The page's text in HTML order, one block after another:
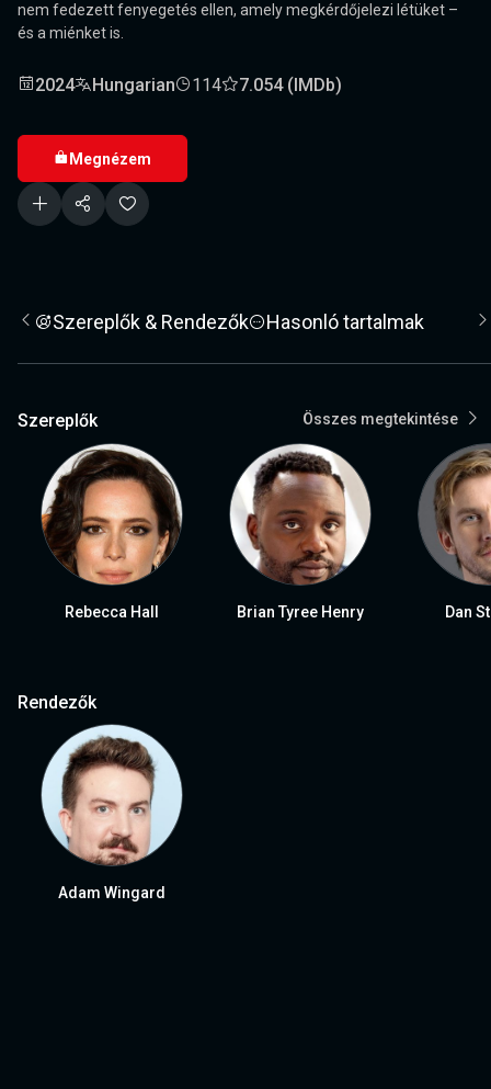
nem fedezett fenyegetés ellen, amely megkérdőjelezi létüket –
és a miénket is.
2024 Hungarian 114 7.054 (IMDb)
Megnézem
Szereplők & Rendezők Hasonló tartalmak
Szereplők Összes megtekintése
Rebecca Hall Brian Tyree Henry Dan
Rendezők
Adam Wingard